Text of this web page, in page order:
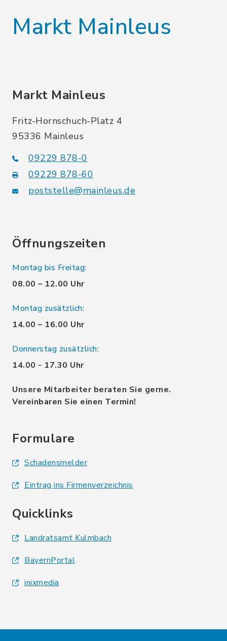
Markt Mainleus
Markt Mainleus
Fritz-Hornschuch-Platz 4
95336 Mainleus
09229 878-0
09229 878-60
poststelle@mainleus.de
Öffnungszeiten
Montag bis Freitag:
08.00 – 12.00 Uhr
Montag zusätzlich:
14.00 – 16.00 Uhr
Donnerstag zusätzlich:
14.00 - 17.30 Uhr
Unsere Mitarbeiter beraten Sie gerne.
Vereinbaren Sie einen Termin!
Formulare
Schadensmelder
Eintrag ins Firmenverzeichnis
Quicklinks
Landratsamt Kulmbach
BayernPortal
inixmedia